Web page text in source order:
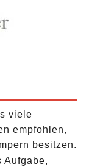
viele
empfohlen,
besitzen.
Aufgabe,